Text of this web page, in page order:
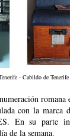
- Cabildo de Tenerife
romana
con la marca
En su parte
de la semana.